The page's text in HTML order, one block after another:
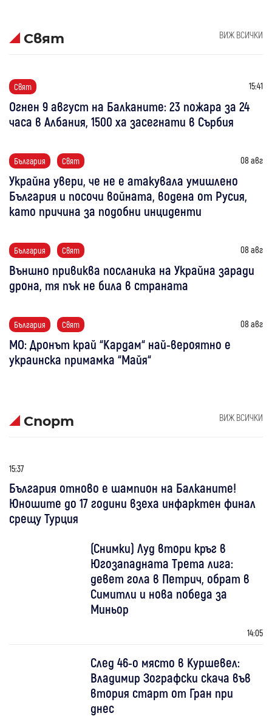
Свят ВИЖ ВСИЧКИ
Свят 15:41
Огнен 9 август на Балканите: 23 пожара за 24
часа в Албания, 1500 ха засегнати в Сърбия
България Свят 08 авг
Украйна увери, че не е атакувала умишлено
България и посочи войната, водена от Русия,
като причина за подобни инциденти
България Свят 08 авг
Външно привиква посланика на Украйна заради
дрона, тя пък не била в страната
България Свят 08 авг
МО: Дронът край “Кардам“ най-вероятно е
украинска примамка “Майя“
Спорт ВИЖ ВСИЧКИ
15:37
България отново е шампион на Балканите!
Юношите до 17 години взеха инфарктен финал
срещу Турция
(Снимки) Луд втори кръг в
Югозападната Трета лига:
девет гола в Петрич, обрат в
Симитли и нова победа за
Миньор
14:05
След 46-о място в Куршевел:
Владимир Зографски скача във
втория старт от Гран при
днес